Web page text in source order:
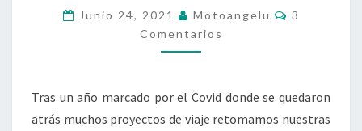
ETAPA
1
–
LEÓN
POR
Junio 24, 2021 Motoangelu
3
Comentarios
Tras un año marcado por el Covid donde se quedaron
atrás muchos proyectos de viaje retomamos nuestras